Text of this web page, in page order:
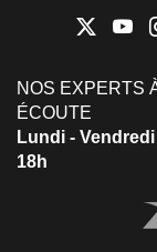
NOS EXPERTS
ÉCOUTE
Lundi -
18h